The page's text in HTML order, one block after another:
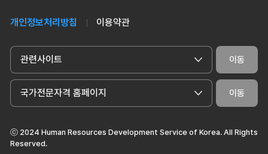
개인정보처리방침 이용약관
관련사이트 이동
국가전문자격 홈페이지 이동
ⓒ 2024 Human Resources Development Service of Korea. All Rights
Reserved.